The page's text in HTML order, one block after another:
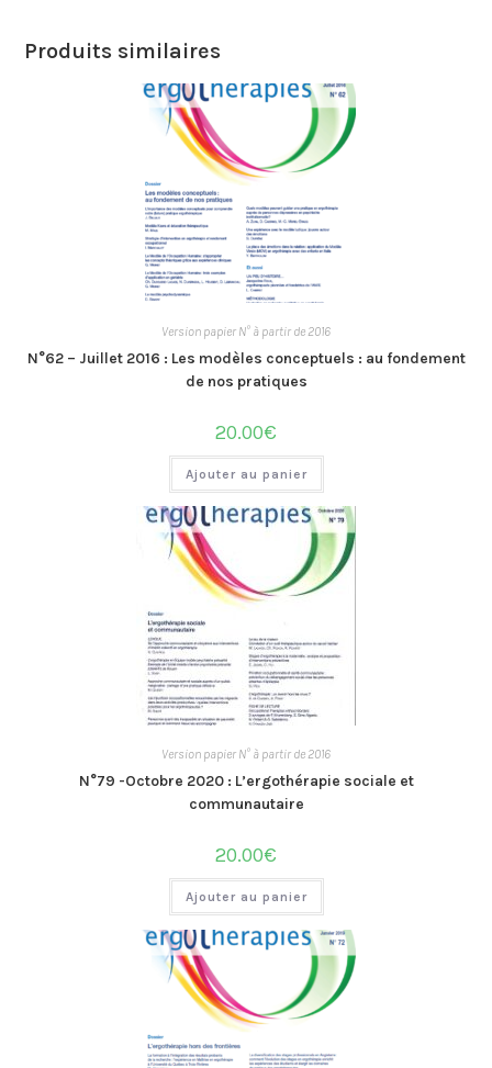
Produits similaires
Version papier N° à partir de 2016
N°62 – Juillet 2016 : Les modèles conceptuels : au fondement
de nos pratiques
20.00€
Ajouter au panier
Version papier N° à partir de 2016
N°79 -Octobre 2020 : L’ergothérapie sociale et
communautaire
20.00€
Ajouter au panier